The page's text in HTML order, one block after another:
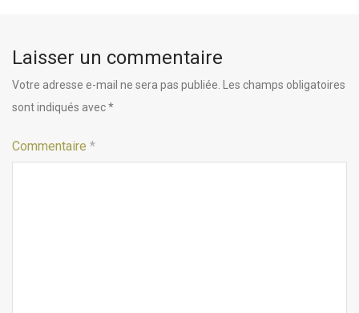
Laisser un commentaire
Votre adresse e-mail ne sera pas publiée. Les champs obligatoires
sont indiqués avec*
Commentaire *